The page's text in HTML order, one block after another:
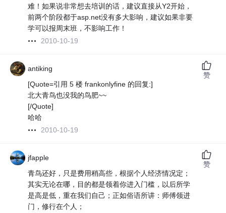
难！如果说非常想去培训的话，建议直接从Y2开始，
前两个阶段都于asp.net没有多大影响，建议如果非要
学可以报周末班，不影响工作！
2010-10-19
antiking
[Quote=引用 5 楼 frankonlyfine 的回复:]
北大青鸟也没我的鸟肥~~
[/Quote]
哈哈
2010-10-19
赞
jfapple
青鸟还好，只是费用稍高些，根据个人经济情况定；
其实无论在哪，目的都是领着你进入门槛，以后所学
是高是低，重在我们自己；正如俗语所讲：师傅领进
门，修行在个人；
赞